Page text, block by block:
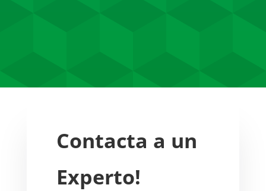
Contacta a un
Experto!